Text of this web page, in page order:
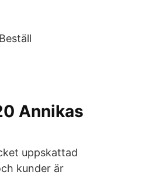
Annikas
uppskattad
kunder är